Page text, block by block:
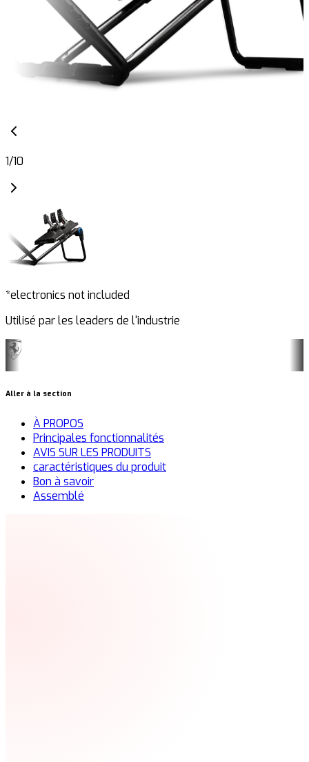
1/10
*electronics not included
Utilisé par les leaders de l'industrie
Aller à la section
À PROPOS
Principales fonctionnalités
AVIS SUR LES PRODUITS
caractéristiques du produit
Bon à savoir
Assemblé